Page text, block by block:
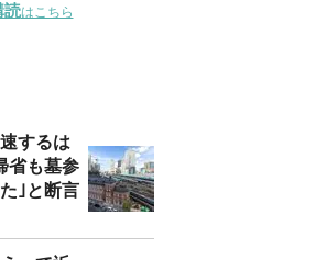
読はこちら
するは
省も墓参
｣と断言